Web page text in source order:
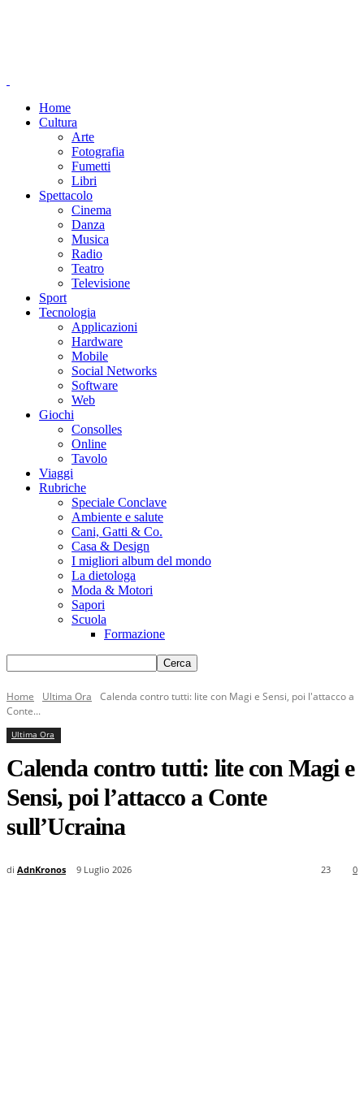
Home
Cultura
Arte
Fotografia
Fumetti
Libri
Spettacolo
Cinema
Danza
Musica
Radio
Teatro
Televisione
Sport
Tecnologia
Applicazioni
Hardware
Mobile
Social Networks
Software
Web
Giochi
Consolles
Online
Tavolo
Viaggi
Rubriche
Speciale Conclave
Ambiente e salute
Cani, Gatti & Co.
Casa & Design
I migliori album del mondo
La dietologa
Moda & Motori
Sapori
Scuola
Formazione
Home Ultima Ora
Calenda contro tutti: lite con Magi e Sensi, poi l'attacco a
Conte...
Ultima Ora
Calenda contro tutti: lite con Magi e
Sensi, poi l’attacco a Conte
sull’Ucraina
di AdnKronos 9 Luglio 2026 0
23